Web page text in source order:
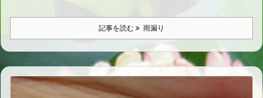
記事を読む 雨漏り